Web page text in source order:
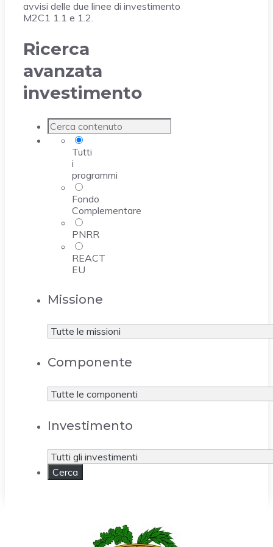
avvisi delle due linee di investimento
M2C1 1.1 e 1.2.
Ricerca
avanzata
investimento
Tutti
i
programmi
Fondo
Complementare
PNRR
REACT
EU
Missione
Componente
Investimento